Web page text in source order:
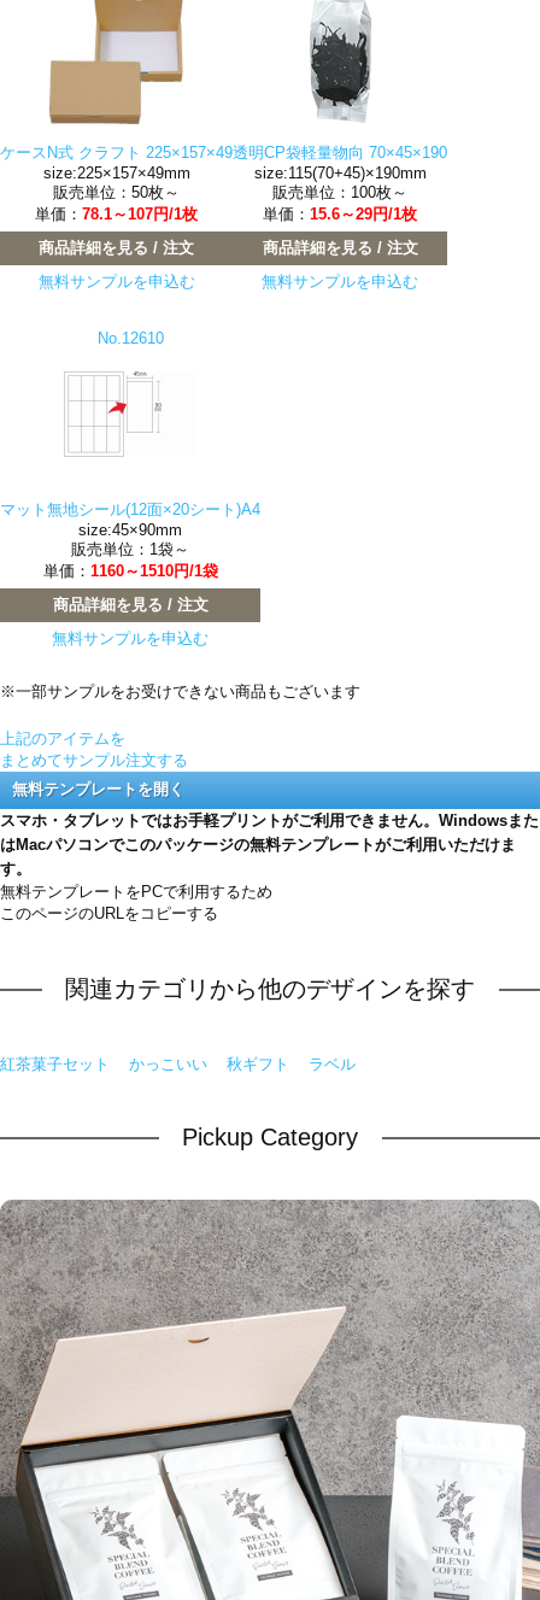
ケースN式 クラフト 225×157×49
size:225×157×49mm
販売単位：50枚～
単価： 78.1～107円/1枚
商品詳細を見る / 注文
無料サンプルを申込む
透明CP袋軽量物向 70×45×190
size:115(70+45)×190mm
販売単位：100枚～
単価： 15.6～29円/1枚
商品詳細を見る / 注文
無料サンプルを申込む
No.12610
マット無地シール(12面×20シート)A4
size:45×90mm
販売単位：1袋～
単価： 1160～1510円/1袋
商品詳細を見る / 注文
無料サンプルを申込む
※一部サンプルをお受けできない商品もございます
上記のアイテムを
まとめてサンプル注文する
無料テンプレートを開く
スマホ・タブレットではお手軽プリントがご利用できません。Windowsまた
はMacパソコンでこのパッケージの無料テンプレートがご利用いただけま
す。
無料テンプレートをPCで利用するため
このページのURLをコピーする
関連カテゴリから他のデザインを探す
紅茶菓子セット かっこいい 秋ギフト ラベル
Pickup Category